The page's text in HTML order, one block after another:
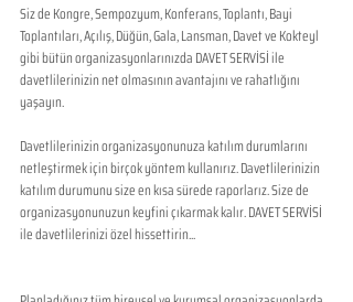
Siz de Kongre, Sempozyum, Konferans, Toplantı, Bayi
Toplantıları, Açılış, Düğün, Gala, Lansman, Davet ve Kokteyl
gibi bütün organizasyonlarınızda DAVET SERVİSİ ile
davetlilerinizin net olmasının avantajını ve rahatlığını
yaşayın.
Davetlilerinizin organizasyonunuza katılım durumlarını
netleştirmek için birçok yöntem kullanırız. Davetlilerinizin
katılım durumunu size en kısa sürede raporlarız. Size de
organizasyonunuzun keyfini çıkarmak kalır. DAVET SERVİSİ
ile davetlilerinizi özel hissettirin...